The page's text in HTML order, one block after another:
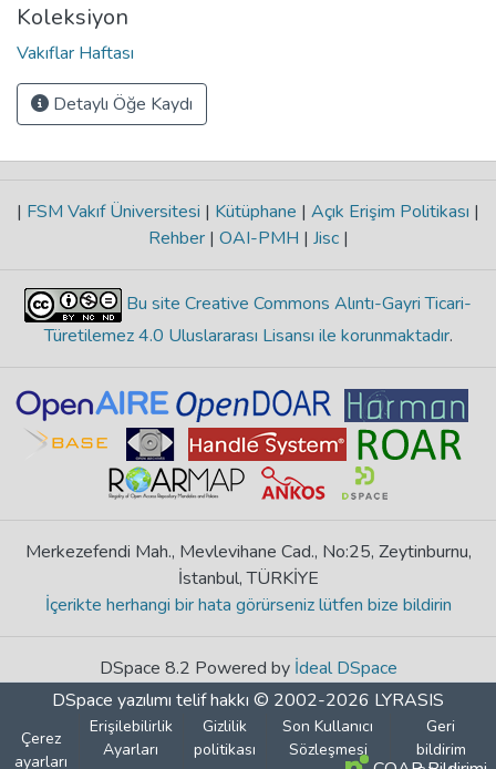
Koleksiyon
Vakıflar Haftası
Detaylı Öğe Kaydı
| FSM Vakıf Üniversitesi | Kütüphane | Açık Erişim Politikası |
Rehber | OAI-PMH | Jisc |
Bu site Creative Commons Alıntı-Gayri Ticari-
Türetilemez 4.0 Uluslararası Lisansı ile korunmaktadır.
Merkezefendi Mah., Mevlevihane Cad., No:25, Zeytinburnu,
İstanbul, TÜRKİYE
İçerikte herhangi bir hata görürseniz lütfen bize bildirin
DSpace 8.2 Powered by İdeal DSpace
DSpace yazılımı telif hakkı © 2002-2026 LYRASIS
Çerez
ayarları
Erişilebilirlik
Ayarları
Gizlilik
politikası
Son Kullanıcı
Sözleşmesi
Geri
bildirim